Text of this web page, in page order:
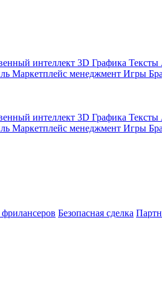
интеллект 3D Графика Тексты
Маркетплейс менеджмент Игры
интеллект 3D Графика Тексты
Маркетплейс менеджмент Игры
Безопасная сделка